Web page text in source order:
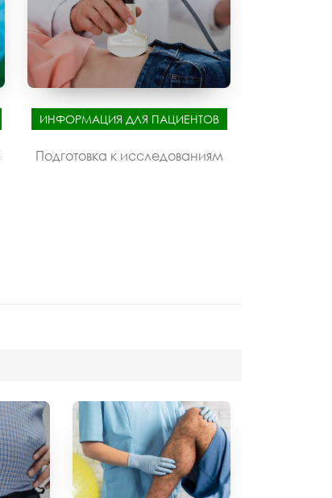
ИНФОРМАЦИЯ ДЛЯ ПАЦИЕНТОВ
Подготовка к исследованиям